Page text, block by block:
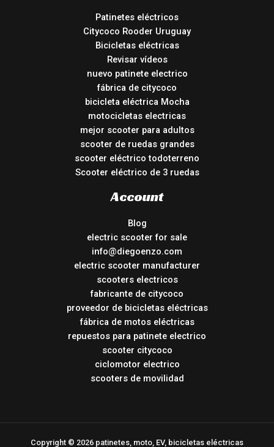
Patinetes eléctricos
Citycoco Rooder Uruguay
Bicicletas eléctricas
Revisar vídeos
nuevo patinete electrico
fábrica de citycoco
bicicleta eléctrica Mocha
motocicletas electricas
mejor scooter para adultos
scooter de ruedas grandes
scooter eléctrico todoterreno
Scooter eléctrico de 3 ruedas
Account
Blog
electric scooter for sale
info@diegoenzo.com
electric scooter manufacturer
scooters electricos
fabricante de citycoco
proveedor de bicicletas eléctricas
fábrica de motos eléctricas
repuestos para patinete electrico
scooter citycoco
ciclomotor electrico
scooters de movilidad
Copyright © 2026 patinetes, moto, EV, bicicletas eléctricas